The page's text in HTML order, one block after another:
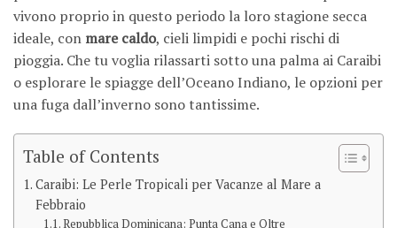
vivono proprio in questo periodo la loro stagione secca
ideale, con mare caldo, cieli limpidi e pochi rischi di
pioggia. Che tu voglia rilassarti sotto una palma ai Caraibi
o esplorare le spiagge dell’Oceano Indiano, le opzioni per
una fuga dall’inverno sono tantissime.
Table of Contents
Caraibi: Le Perle Tropicali per Vacanze al Mare a
Febbraio
Repubblica Dominicana: Punta Cana e Oltre